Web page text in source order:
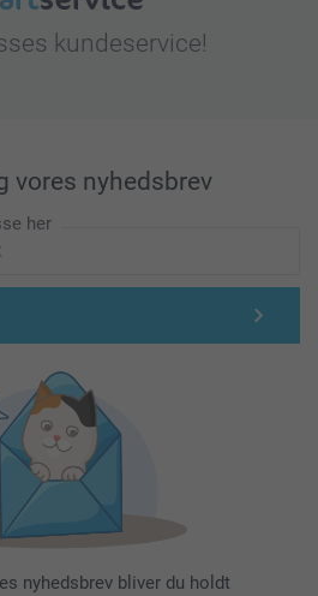
kundeservice!
vores nyhedsbrev
her
nyhedsbrev bliver du holdt